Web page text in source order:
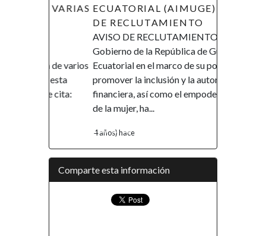
ECUATORIAL (AIMUGE) - AVISO
DE RECLUTAMIENTO
AVISO DE RECLUTAMIENTO El
Gobierno de la República de Guinea
Ecuatorial en el marco de su política de
promover la inclusión y la autonomía
financiera, así como el empoderamiento
de la mujer, ha...
Comparte esta información